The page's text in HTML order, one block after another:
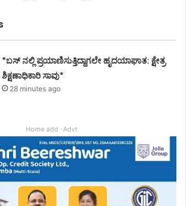
*ಬಸ್ ನಲ್ಲಿ ಪ್ರಯಾಣಿಸುತ್ತಿದ್ದಾಗಲೇ ಹೃದಯಾಘಾತ: ಕ್ಷೇತ್ರ
ಶಿಕ್ಷಣಾಧಿಕಾರಿ ಸಾವು*
28 minutes ago
Home add -Advt